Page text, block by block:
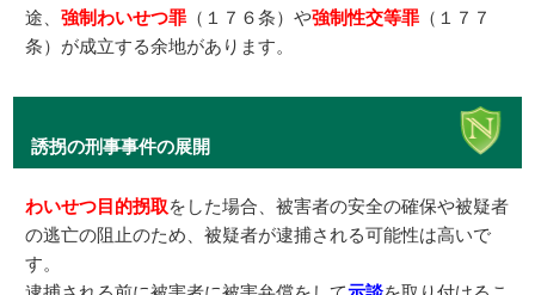
途、強制わいせつ罪 （１７６条）や強制性交等罪 （１７７
条）が成立する余地があります。
誘拐の刑事事件の展開
わいせつ目的拐取をした場合、被害者の安全の確保や被疑者
の逃亡の阻止のため、被疑者が逮捕される可能性は高いで
す。